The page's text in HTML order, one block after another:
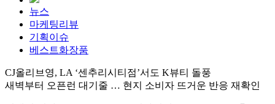
뉴스
마케팅리뷰
기획이슈
베스트화장품
CJ올리브영, LA ‘센추리시티점’서도 K뷰티 돌풍
새벽부터 오픈런 대기줄 … 현지 소비자 뜨거운 반응 재확인